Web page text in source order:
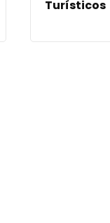
Turísticos